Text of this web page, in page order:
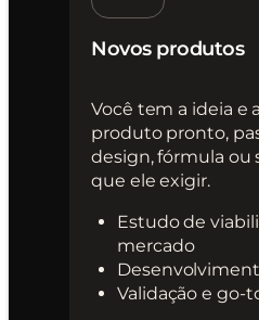
Novos produtos
Você tem a ideia e
produto pronto,
design, fórmula ou
que ele exigir.
Estudo de
mercado
Validação e go-